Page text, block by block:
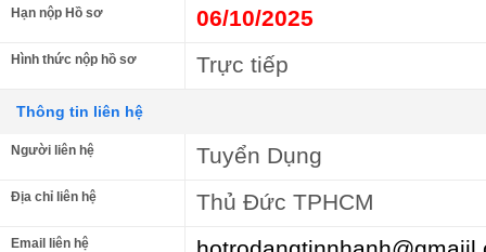
Hạn nộp Hồ sơ 06/10/2025
Hình thức nộp hồ sơ Trực tiếp
Thông tin liên hệ
Người liên hệ Tuyển Dụng
Địa chỉ liên hệ Thủ Đức TPHCM
Email liên hệ